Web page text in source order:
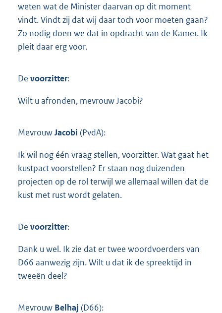
weten wat de Minister daarvan op dit moment
vindt. Vindt zij dat wij daar toch voor moeten gaan?
Zo nodig doen we dat in opdracht van de Kamer. Ik
pleit daar erg voor.
De voorzitter:
Wilt u afronden, mevrouw Jacobi?
MevrouwJacobi (PvdA):
Ik wil nog één vraag stellen, voorzitter. Wat gaat het
kustpact voorstellen? Er staan nog duizenden
projecten op de rol terwijl we allemaal willen dat de
kust met rust wordt gelaten.
De voorzitter:
Dank u wel. Ik zie dat er twee woordvoerders van
D66 aanwezig zijn. Wilt u dat ik de spreektijd in
tweeën deel?
Mevrouw Belhaj (D66):